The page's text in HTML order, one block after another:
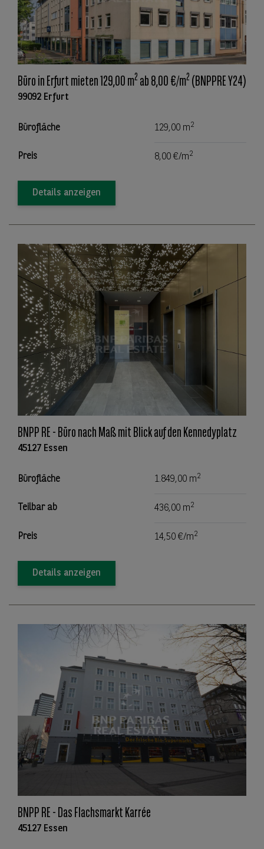
Büro in Erfurt mieten 129,00 m2 ab 8,00 €/m2 (BNPPRE Y24)
99092 Erfurt
Bürofläche 129,00 m2
Preis 8,00 €/m2
Details anzeigen
BNPP RE - Büro nach Maß mit Blick auf den Kennedyplatz
45127 Essen
Bürofläche 1.849,00 m2
Teilbar ab 436,00 m2
Preis 14,50 €/m2
Details anzeigen
BNPP RE - Das Flachsmarkt Karrée
45127 Essen